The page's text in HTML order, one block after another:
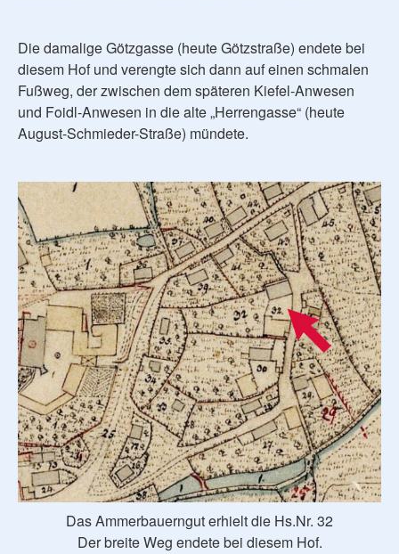
Die damalige Götzgasse (heute Götzstraße) endete bei
diesem Hof und verengte sich dann auf einen schmalen
Fußweg, der zwischen dem späteren Kiefel-Anwesen
und Foidl-Anwesen in die alte „Herrengasse“ (heute
August-Schmieder-Straße) mündete.
Das Ammerbauerngut erhielt die Hs.Nr. 32
Der breite Weg endete bei diesem Hof.